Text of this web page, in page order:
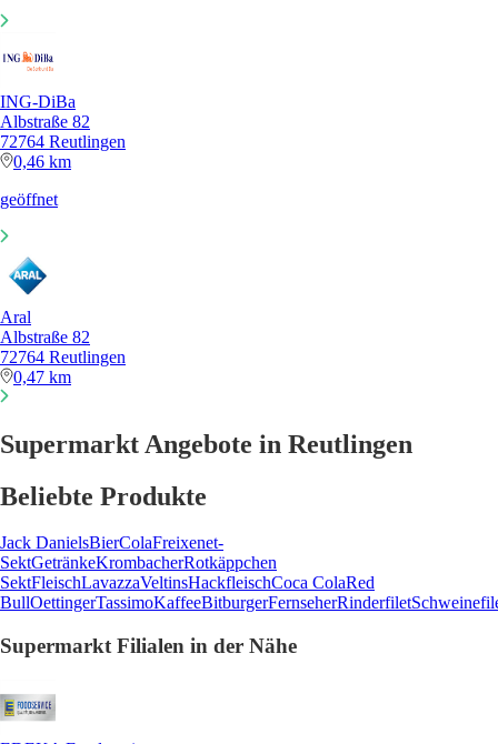
ING-DiBa
Albstraße 82
72764 Reutlingen
0,46 km
geöffnet
Aral
Albstraße 82
72764 Reutlingen
0,47 km
Supermarkt Angebote in Reutlingen
Beliebte Produkte
Jack DanielsBierColaFreixenet-
SektGetränkeKrombacherRotkäppchen
SektFleischLavazzaVeltinsHackfleischCoca ColaRed
BullOettingerTassimoKaffeeBitburgerFernseherRinderfilet
Supermarkt Filialen in der Nähe